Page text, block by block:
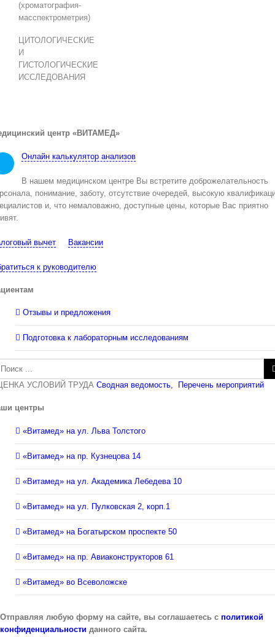
(хроматография-
масспектрометрия)
ЦИТОЛОГИЧЕСКИЕ
И
ГИСТОЛОГИЧЕСКИЕ
ИССЛЕДОВАНИЯ
центр «ВИТАМЕД»
Онлайн калькулятор анализов
В нашем медицинском центре Вы встретите доброжелательность
понимание, заботу, отсутствие очередей, высокую
и, что немаловажно, доступные цены, которые Вас приятно
вычет Вакансии
к руководителю
Отзывы и предложения
Подготовка к лабораторным исследованиям
УСЛОВИЙ ТРУДА Сводная ведомость, Перечень мероприятий
центры
«Витамед» на ул. Льва Толстого
«Витамед» на пр. Кузнецова 14
«Витамед» на ул. Академика Лебедева 10
«Витамед» на ул. Пулковская 2, корп.1
«Витамед» на Богатырском проспекте 50
«Витамед» на пр. Авиаконструкторов 61
«Витамед» во Всеволожске
Отправляя любую форму на сайте, вы соглашаетесь с политикой
конфиденциальности данного сайта.